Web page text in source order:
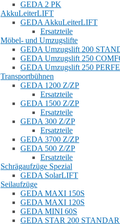
GEDA 2 PK
AkkuLeiterLIFT
GEDA AkkuLeiterLIFT
Ersatzteile
Möbel- und Umzugslifte
GEDA Umzugslift 200
GEDA Umzugslift 250
GEDA Umzugslift 250
Transportbühnen
GEDA 1200 Z/ZP
Ersatzteile
GEDA 1500 Z/ZP
Ersatzteile
GEDA 300 Z/ZP
Ersatzteile
GEDA 3700 Z/ZP
GEDA 500 Z/ZP
Ersatzteile
Schrägaufzüge Spezial
GEDA SolarLIFT
Seilaufzüge
GEDA MAXI 150S
GEDA MAXI 120S
GEDA MINI 60S
GEDA STAR 200